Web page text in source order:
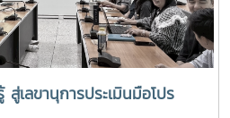
เลขานุการประเมินมือโปร